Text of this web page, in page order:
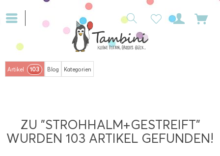
Artikel 103 Blog Kategorien
ZU "STROHHALM+GESTREIFT"
WURDEN 103 ARTIKEL GEFUNDEN!